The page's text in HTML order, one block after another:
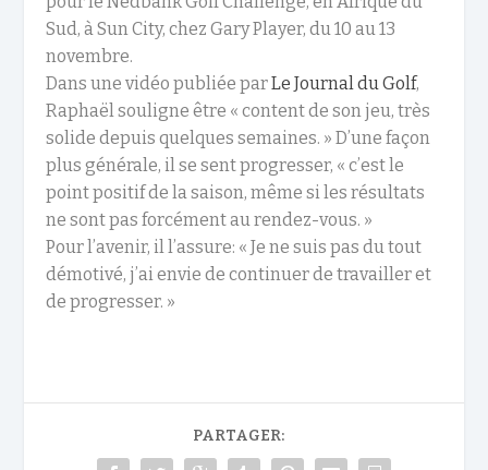
Sud, à Sun City, chez Gary Player, du 10 au 13
novembre.
Dans une vidéo publiée parLe Journal du Golf,
Raphaël souligne être « content de son jeu, très
solide depuis quelques semaines. » D’une façon
plus générale, il se sent progresser, « c’est le
point positif de la saison, même si les résultats
ne sont pas forcément au rendez-vous. »
Pour l’avenir, il l’assure: « Je ne suis pas du tout
démotivé, j’ai envie de continuer de travailler et
de progresser. »
PARTAGER: